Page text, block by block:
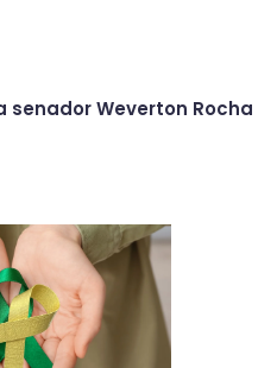
senador Weverton Rocha